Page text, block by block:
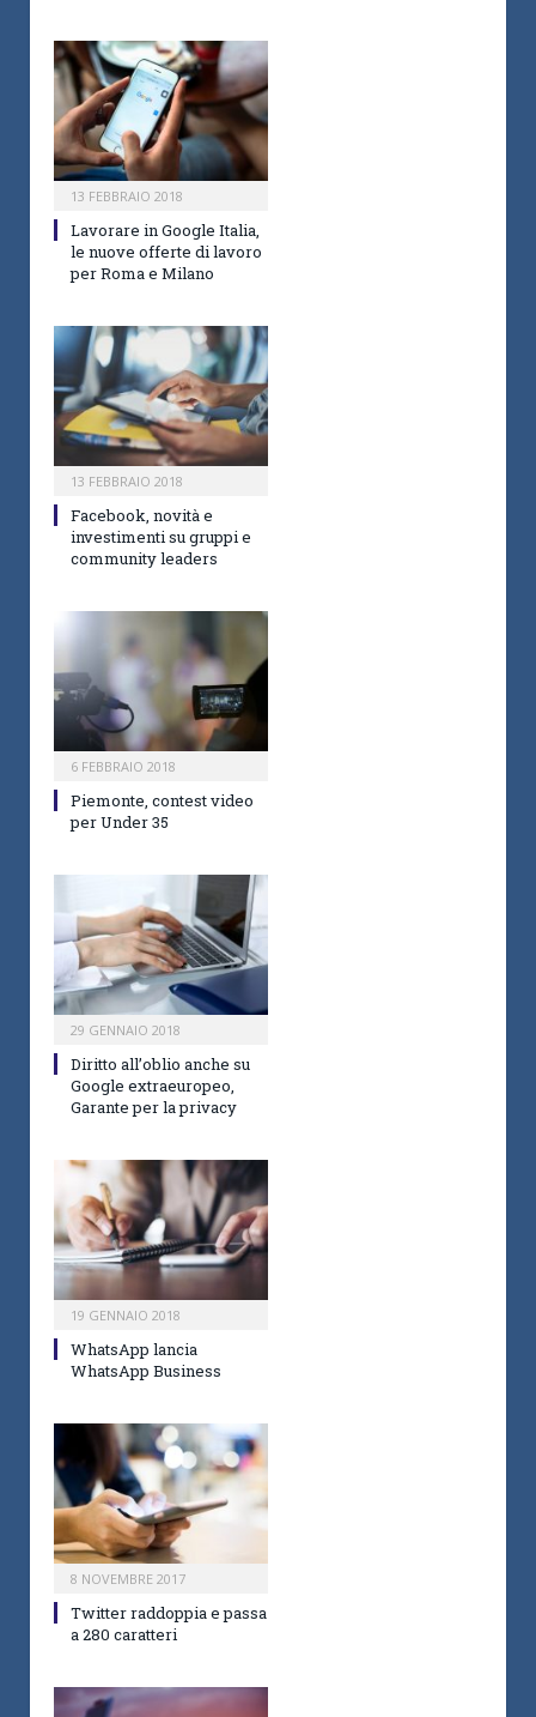
13 FEBBRAIO 2018
Lavorare in Google Italia,
le nuove offerte di lavoro
per Roma e Milano
13 FEBBRAIO 2018
Facebook, novità e
investimenti su gruppi e
community leaders
6 FEBBRAIO 2018
Piemonte, contest video
per Under 35
29 GENNAIO 2018
Diritto all’oblio anche su
Google extraeuropeo,
Garante per la privacy
19 GENNAIO 2018
WhatsApp lancia
WhatsApp Business
8 NOVEMBRE 2017
Twitter raddoppia e passa
a 280 caratteri